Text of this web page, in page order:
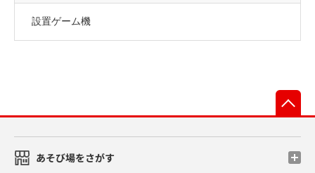
設置ゲーム機
あそび場をさがす